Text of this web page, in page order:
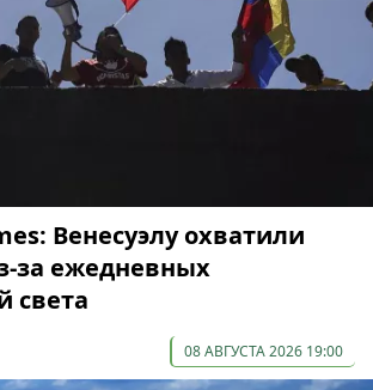
Венесуэлу охватили
за ежедневных
света
08 АВГУСТА 2026 19:00